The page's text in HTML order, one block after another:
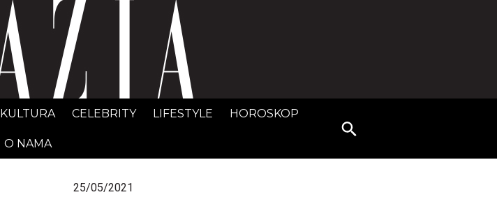
GRAZIA Srbija
KULTURA CELEBRITY LIFESTYLE HOROSKOP
O NAMA
Search
for:
25/05/2021